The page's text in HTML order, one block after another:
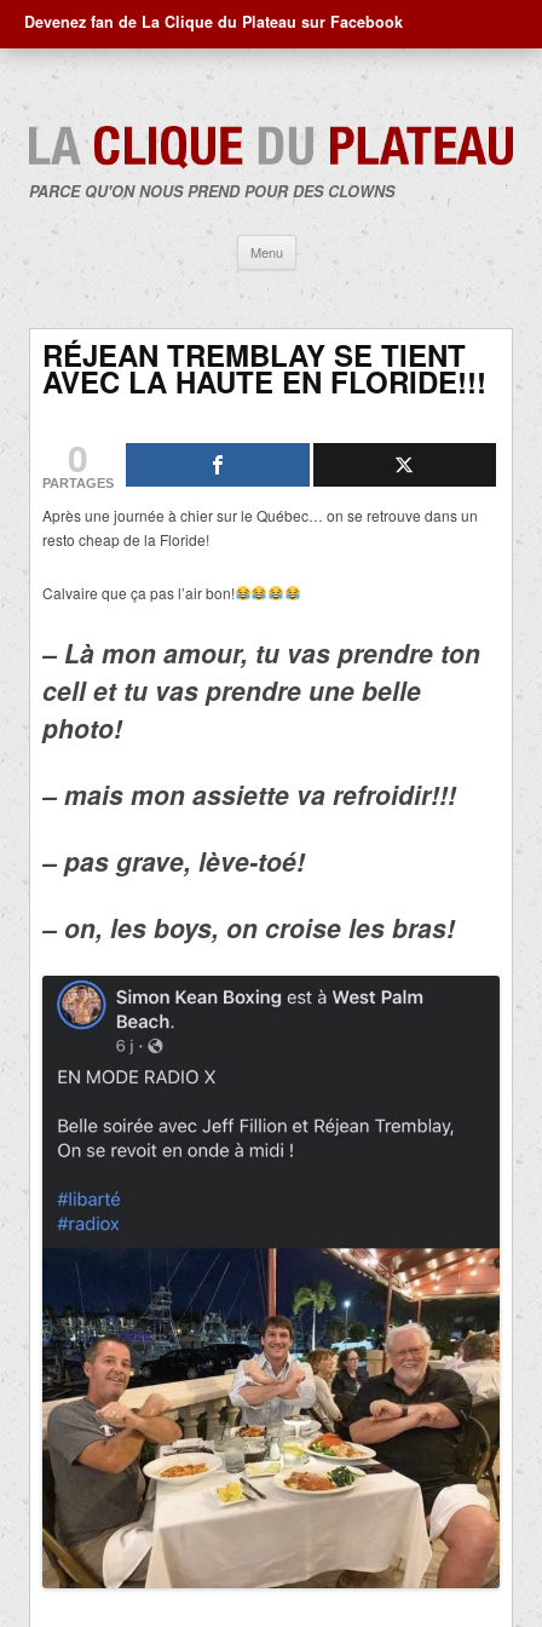
Devenez fan de La Clique du Plateau sur Facebook
PARCE QU'ON NOUS PREND POUR DES CLOWNS
Menu
contenu
RÉJEAN TREMBLAY SE TIENT
AVEC LA HAUTE EN FLORIDE!!!
0
PARTAGES
Après une journée à chier sur le Québec… on se retrouve dans un
resto cheap de la Floride!
Calvaire que ça pas l’air bon!
– Là mon amour, tu vas prendre ton
cell et tu vas prendre une belle
photo!
– mais mon assiette va refroidir!!!
– pas grave, lève-toé!
– on, les boys, on croise les bras!